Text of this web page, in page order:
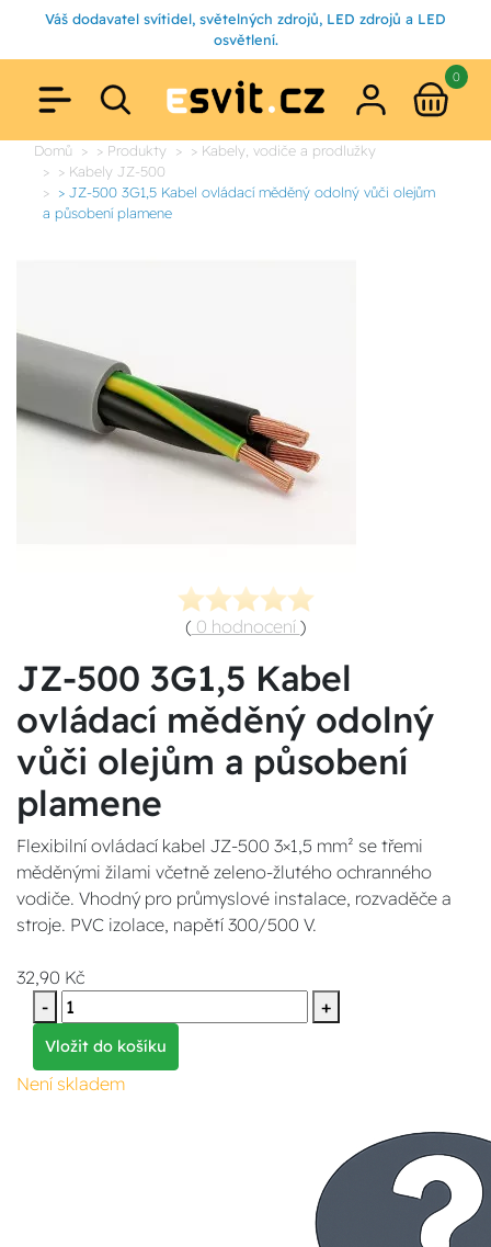
Váš dodavatel svítidel, světelných zdrojů, LED zdrojů a LED
osvětlení.
0
Domů > Produkty
> Kabely, vodiče a prodlužky
> Kabely JZ-500
> JZ-500 3G1,5 Kabel ovládací měděný odolný vůči olejům
a působení plamene
( 0 hodnocení )
JZ-500 3G1,5 Kabel
ovládací měděný odolný
vůči olejům a působení
plamene
Flexibilní ovládací kabel JZ-500 3×1,5 mm² se třemi
měděnými žilami včetně zeleno-žlutého ochranného
vodiče. Vhodný pro průmyslové instalace, rozvaděče a
stroje. PVC izolace, napětí 300/500 V.
32,90 Kč
-
+
Vložit do košíku
Není skladem